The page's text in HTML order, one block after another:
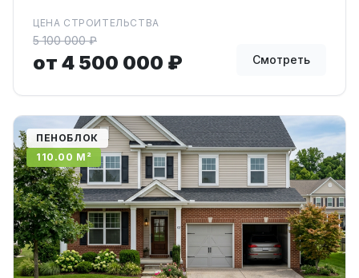
ЦЕНА СТРОИТЕЛЬСТВА
5 100 000 ₽
от 4 500 000 ₽ Смотреть
ПЕНОБЛОК
110.00 М²